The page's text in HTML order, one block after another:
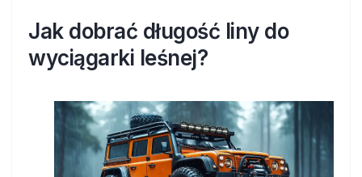
Jak dobrać długość liny do
wyciągarki leśnej?